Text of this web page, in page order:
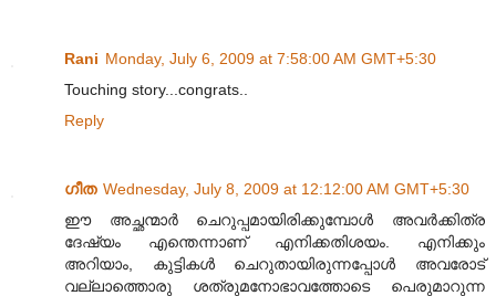
Rani Monday, July 6, 2009 at 7:58:00 AM GMT+5:30
Touching story...congrats..
Reply
ഗീത Wednesday, July 8, 2009 at 12:12:00 AM GMT+5:30
ഈ അച്ഛന്മാര്‍ ചെറുപ്പമായിരിക്കുമ്പോള്‍ അവര്‍ക്കിത്ര
ദേഷ്യം എന്തെന്നാണ് എനിക്കതിശയം. എനിക്കും
അറിയാം, കുട്ടികള്‍ ചെറുതായിരുന്നപ്പോള്‍ അവരോട്
വല്ലാത്തൊരു ശത്രുമനോഭാവത്തോടെ പെരുമാറുന്ന